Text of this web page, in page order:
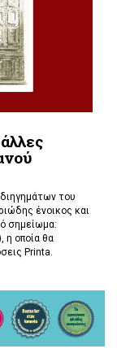
του
ένοικος και
σημείωμα:
η οποία θα
Printa.